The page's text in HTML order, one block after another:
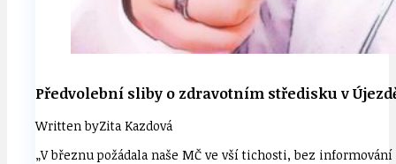
Předvolební sliby o zdravotním středisku v
Written byZita Kazdová
„V březnu požádala naše MČ ve vší tichosti, bez